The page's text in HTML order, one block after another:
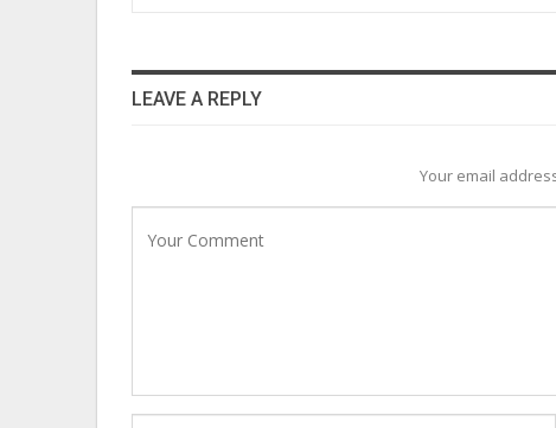
LEAVE A REPLY
Your email